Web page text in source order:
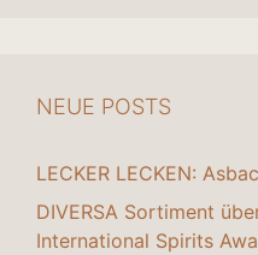
NEUE POSTS
LECKER LECKEN:
DIVERSA Sortiment
International Spirits